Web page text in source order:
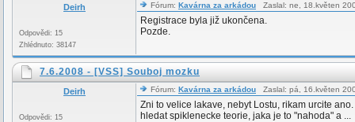
Deirh
Odpovědi: 15
Zhlédnuto: 38147
Fórum: Kavárna za arkádou Zaslal: ne, 18.květen
Registrace byla již ukončena.
Pozde.
7.6.2008 - [VSS] Souboj mozku
Deirh
Odpovědi: 15
Fórum: Kavárna za arkádou Zaslal: pá, 16.květen
Zni to velice lakave, nebyt Lostu, rikam urcite
hledat spiklenecke teorie, jaka je to "nahoda" a ...